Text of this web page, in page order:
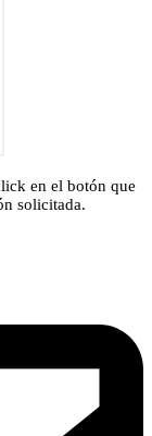
en el botón que
solicitada.